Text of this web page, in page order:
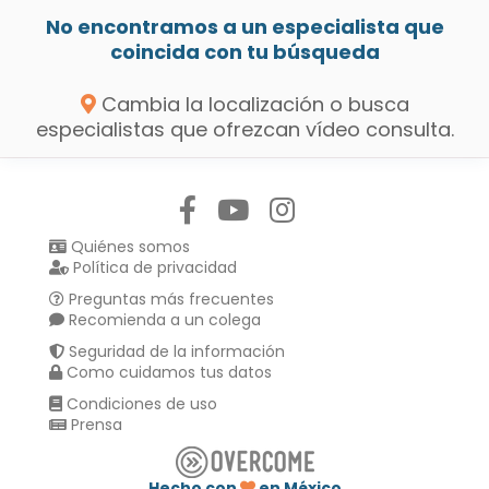
No encontramos a un especialista que
coincida con tu búsqueda
Cambia la localización o busca
especialistas que ofrezcan vídeo consulta.
Quiénes somos
Política de privacidad
Preguntas más frecuentes
Recomienda a un colega
Seguridad de la información
Como cuidamos tus datos
Condiciones de uso
Prensa